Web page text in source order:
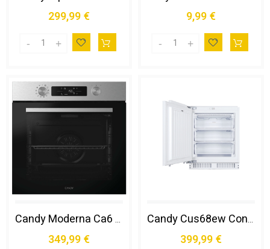
299,99 € 9,99 €
Candy Moderna Ca6 N3b1htx 78 L Nero, Acciaio Inox
349,99 €
Candy Cus68ew Congelatore Verticale da Incasso 95 L e Bianco
399,99 €